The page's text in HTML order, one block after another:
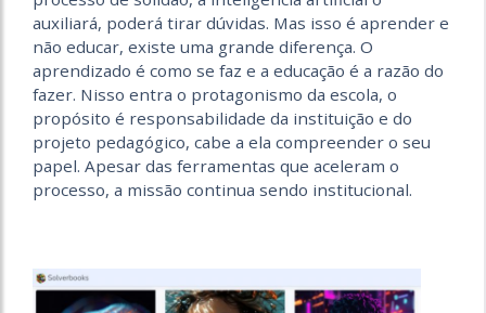
auxiliará, poderá tirar dúvidas. Mas isso é aprender e
não educar, existe uma grande diferença. O
aprendizado é como se faz e a educação é a razão do
fazer. Nisso entra o protagonismo da escola, o
propósito é responsabilidade da instituição e do
projeto pedagógico, cabe a ela compreender o seu
papel. Apesar das ferramentas que aceleram o
processo, a missão continua sendo institucional.